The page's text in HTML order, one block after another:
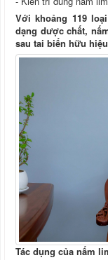
Với khoảng 119
dạng dược chất,
sau tai biến hữu
Tác dụng của nấm